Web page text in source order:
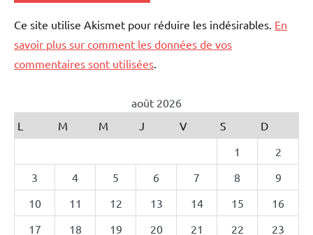
Ce site utilise Akismet pour réduire les indésirables. En
savoir plus sur comment les données de vos
commentaires sont utilisées
août 2026
L
M M J V S
D
1
2
3
4 5 6 7 8
9
10
11 12 13 14 15
16
17
18 19 20 21 22 23